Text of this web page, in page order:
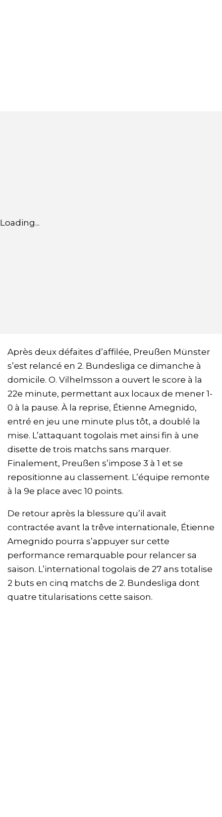
Loading...
Après deux défaites d’affilée, Preußen Münster
s’est relancé en 2. Bundesliga ce dimanche à
domicile. O. Vilhelmsson a ouvert le score à la
22e minute, permettant aux locaux de mener 1-
0 à la pause. À la reprise, Étienne Amegnido,
entré en jeu une minute plus tôt, a doublé la
mise. L’attaquant togolais met ainsi fin à une
disette de trois matchs sans marquer.
Finalement, Preußen s’impose 3 à 1 et se
repositionne au classement. L’équipe remonte
à la 9e place avec 10 points.
De retour après la blessure qu’il avait
contractée avant la trêve internationale, Étienne
Amegnido pourra s’appuyer sur cette
performance remarquable pour relancer sa
saison. L’international togolais de 27 ans totalise
2 buts en cinq matchs de 2. Bundesliga dont
quatre titularisations cette saison.